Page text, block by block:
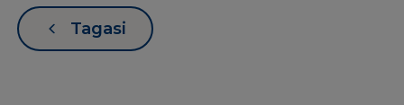
Tagasi